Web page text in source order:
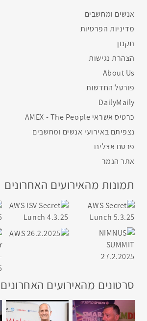
אנשים ומחשבים
מדיניות הפרטיות
תקנון
הצהרת נגישות
About Us
פורטל החדשות
DailyMaily
כרטיס אשראי AMEX - The People
נצפיתם באירועי אנשים ומחשבים
פרסם אצלינו
אתר הנמר
תמונות מהאירועים האחרונים
סרטונים מהאירועים האחרונים